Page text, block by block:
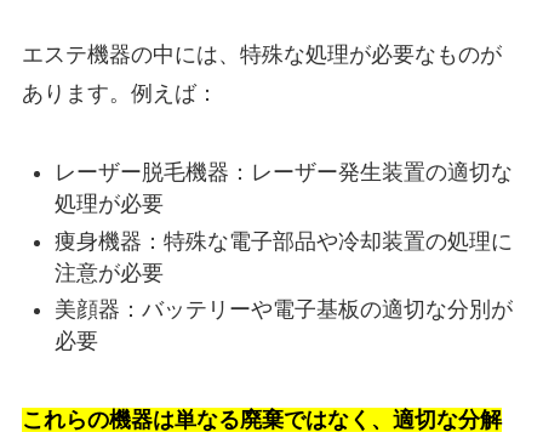
エステ機器の中には、特殊な処理が必要なものが
あります。例えば：
レーザー脱毛機器：レーザー発生装置の適切な
処理が必要
痩身機器：特殊な電子部品や冷却装置の処理に
注意が必要
美顔器：バッテリーや電子基板の適切な分別が
必要
これらの機器は単なる廃棄ではなく、適切な分解